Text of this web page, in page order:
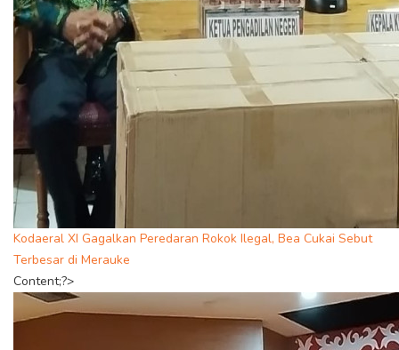
Kodaeral XI Gagalkan Peredaran Rokok Ilegal, Bea Cukai Sebut
Terbesar di Merauke
Content;?>